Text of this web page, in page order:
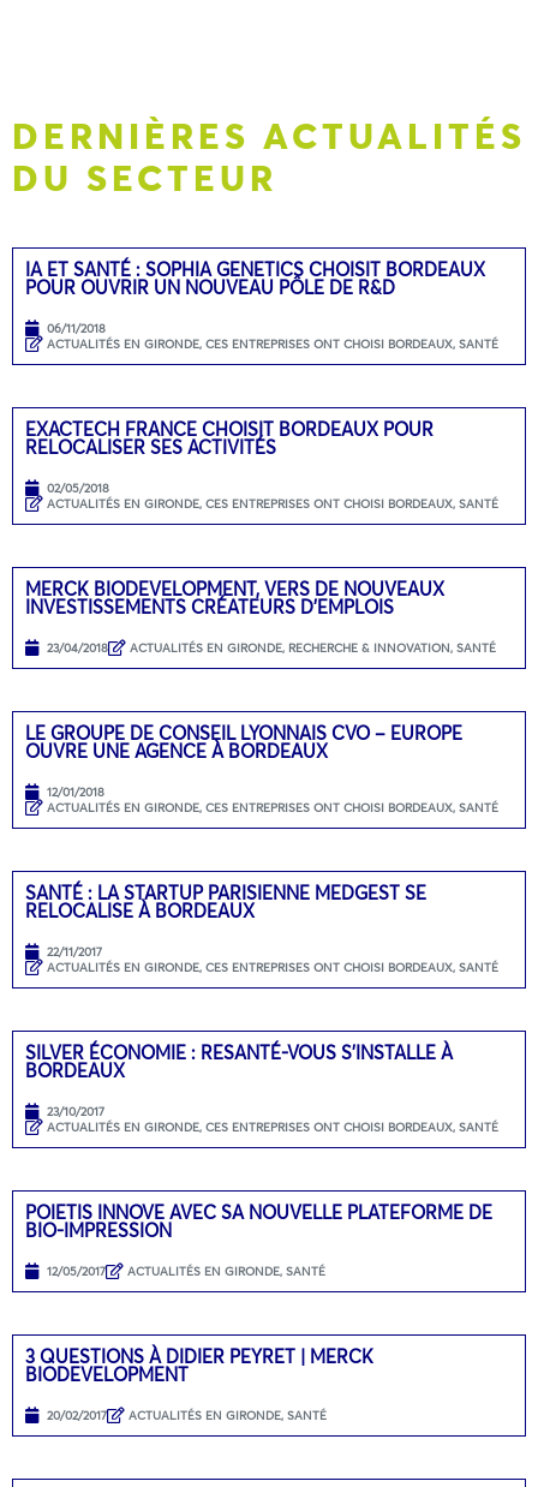
DERNIÈRES ACTUALITÉS
DU SECTEUR
IA ET SANTÉ : SOPHIA GENETICS CHOISIT BORDEAUX
POUR OUVRIR UN NOUVEAU PÔLE DE R&D
06/11/2018
ACTUALITÉS EN GIRONDE, CES ENTREPRISES ONT CHOISI BORDEAUX, SANTÉ
EXACTECH FRANCE CHOISIT BORDEAUX POUR
RELOCALISER SES ACTIVITÉS
02/05/2018
ACTUALITÉS EN GIRONDE, CES ENTREPRISES ONT CHOISI BORDEAUX, SANTÉ
MERCK BIODEVELOPMENT, VERS DE NOUVEAUX
INVESTISSEMENTS CRÉATEURS D’EMPLOIS
23/04/2018 ACTUALITÉS EN GIRONDE, RECHERCHE & INNOVATION, SANTÉ
LE GROUPE DE CONSEIL LYONNAIS CVO – EUROPE
OUVRE UNE AGENCE À BORDEAUX
12/01/2018
ACTUALITÉS EN GIRONDE, CES ENTREPRISES ONT CHOISI BORDEAUX, SANTÉ
SANTÉ : LA STARTUP PARISIENNE MEDGEST SE
RELOCALISE À BORDEAUX
22/11/2017
ACTUALITÉS EN GIRONDE, CES ENTREPRISES ONT CHOISI BORDEAUX, SANTÉ
SILVER ÉCONOMIE : RESANTÉ-VOUS S’INSTALLE À
BORDEAUX
23/10/2017
ACTUALITÉS EN GIRONDE, CES ENTREPRISES ONT CHOISI BORDEAUX, SANTÉ
POIETIS INNOVE AVEC SA NOUVELLE PLATEFORME DE
BIO-IMPRESSION
12/05/2017 ACTUALITÉS EN GIRONDE, SANTÉ
3 QUESTIONS À DIDIER PEYRET | MERCK
BIODEVELOPMENT
20/02/2017 ACTUALITÉS EN GIRONDE, SANTÉ